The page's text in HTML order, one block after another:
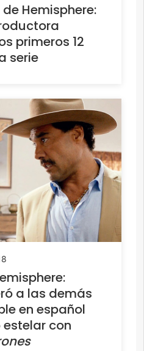
Hemisphere:
primeros 12
serie
a las demás
en español
con